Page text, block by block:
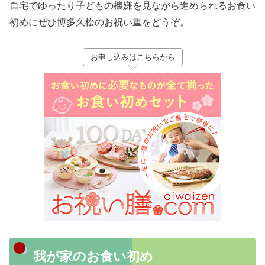
自宅でゆったり子どもの機嫌を見ながら進められるお食い
初めにぜひ博多久松のお祝い重をどうぞ。
お申し込みはこちらから
我が家のお食い初め